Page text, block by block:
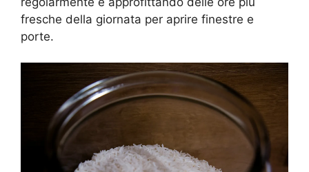
fresche della giornata per aprire finestre e
porte.